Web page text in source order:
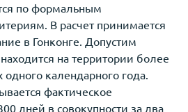
по формальным
В расчет принимается
в Гонконге. Допустим
на территории более
календарного года.
фактическое
дней в совокупности за два